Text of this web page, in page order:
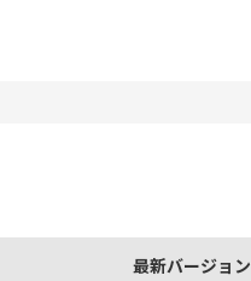
最新バージョン